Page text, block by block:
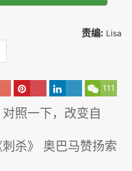
责编: Lisa
111
照一下，改变自
杀》 奥巴马赞扬索